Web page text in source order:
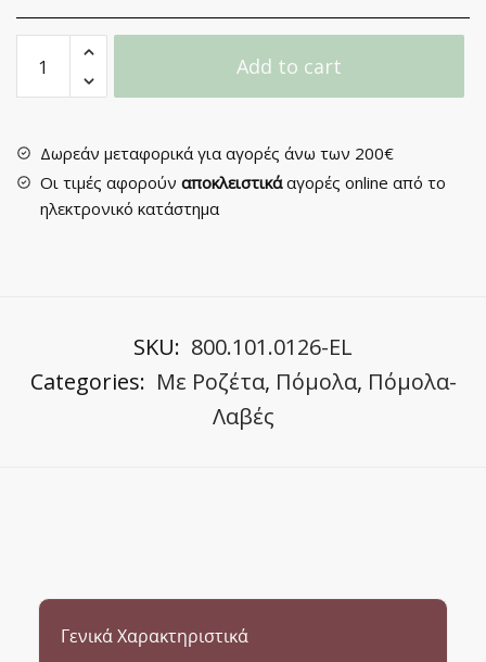
Πόρτας
με
No
302
quantity
Add to cart
Δωρεάν μεταφορικά για αγορές άνω των 200€
Οι τιμές αφορούν αποκλειστικάαγορές online από το
ηλεκτρονικό κατάστημα
SKU: 800.101.0126-EL
Categories: Με Ροζέτα, Πόμολα, Πόμολα-
Λαβές
Γενικά Χαρακτηριστικά